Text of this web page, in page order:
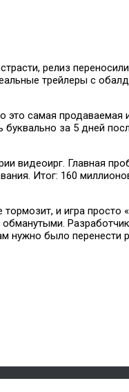
релиз
трейлеры с
самая продаваемая
за 5 дней
видеоирг. Главная
Итог: 160
и игра
нужно было